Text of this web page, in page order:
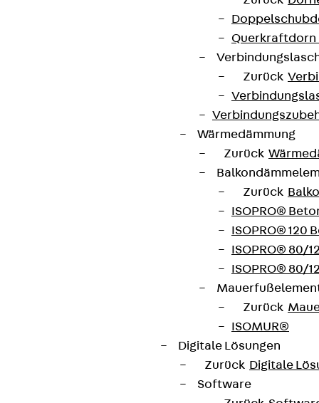
Querkraftdorn
Zurück
Wärmedämmung
Zurück
Zurück
ISOPRO®
ISOPRO® 120
ISOPRO® 80/
ISOPRO® 80/
Zurück
ISOMUR®
Digitale Lösungen
Zurück Digitale
Software
Produktneuheiten, Referenzen und aktuellen